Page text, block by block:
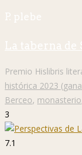
P. plebe
La taberna de
Premio Hislibris
histórica 2023
Berceo, monasterio
3
7.1